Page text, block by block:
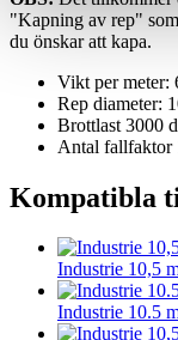
"Kapning av rep"
du önskar att kapa.
Vikt per meter:
Rep diameter:
Brottlast 3000
Antal fallfaktor
Kompatibla
Industrie 10,5
Industrie 10.5